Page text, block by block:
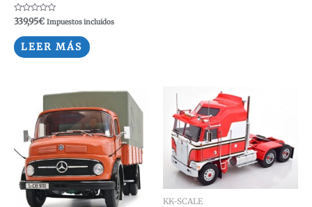
Valorado
con
de
5
339,95€ Impuestos incluidos
LEER MÁS
KK-SCALE